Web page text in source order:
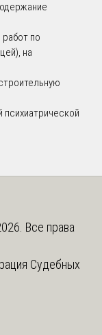
по
на
Все права
Судебных